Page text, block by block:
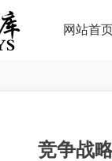
网站首
竞争战